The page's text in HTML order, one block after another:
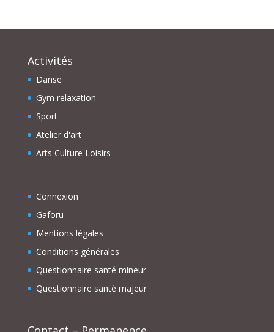
Activités
Danse
Gym relaxation
Sport
Atelier d'art
Arts Culture Loisirs
Connexion
Gaforu
Mentions légales
Conditions générales
Questionnaire santé mineur
Questionnaire santé majeur